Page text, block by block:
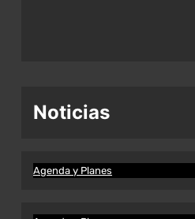
Noticias
Agenda y Planes